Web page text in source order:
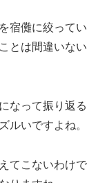
宿儺に絞ってい
とは間違いない
なって振り返る
ルいですよね。
てこないわけで